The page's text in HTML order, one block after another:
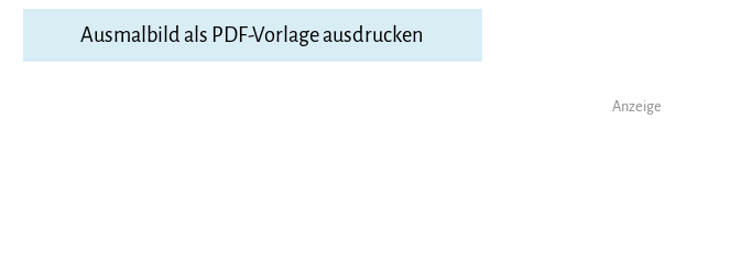
Ausmalbild als PDF-Vorlage ausdrucken
Anzeige